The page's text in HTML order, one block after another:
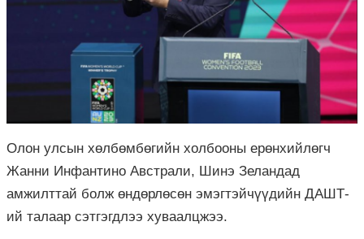
Олон улсын хөлбөмбөгийн холбооны ерөнхийлөгч
Жанни Инфантино Австрали, Шинэ Зеландад
амжилттай болж өндөрлөсөн эмэгтэйчүүдийн ДАШТ-
ий талаар сэтгэгдлээ хуваалцжээ.